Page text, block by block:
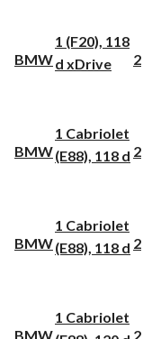
BMW
1 (F20), 118
d xDrive
2
BMW
1 Cabriolet
(E88), 118 d 2
BMW
1 Cabriolet
(E88), 118 d 2
BMW
1 Cabriolet
2